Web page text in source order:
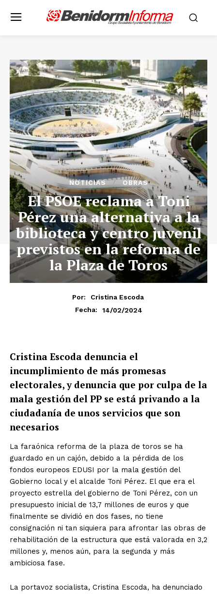
NOTICIAS OBRAS
El PSOE reclama a Toni
Pérez una alternativa a la
biblioteca y centro juvenil
previstos en la reforma de
la Plaza de Toros
Por:
Cristina Escoda
Fecha:
14/02/2024
Cristina Escoda denuncia el
incumplimiento de más promesas
electorales, y denuncia que por culpa de la
mala gestión del PP se está privando a la
ciudadanía de unos servicios que son
necesarios
La faraónica reforma de la plaza de toros se ha
guardado en un cajón, debido a la pérdida de los
fondos europeos EDUSI por la mala gestión del
Gobierno local y el alcalde Toni Pérez. El que era el
proyecto estrella del gobierno de Toni Pérez, con un
presupuesto inicial de 13,7 millones de euros y que
finalmente se dividió en dos fases, no tiene
consignación ni tan siquiera para afrontar las obras de
rehabilitación de la estructura que está valorada en 3,2
millones y, menos aún, para la segunda y más
ambiciosa fase.
La portavoz socialista, Cristina Escoda, ha denunciado